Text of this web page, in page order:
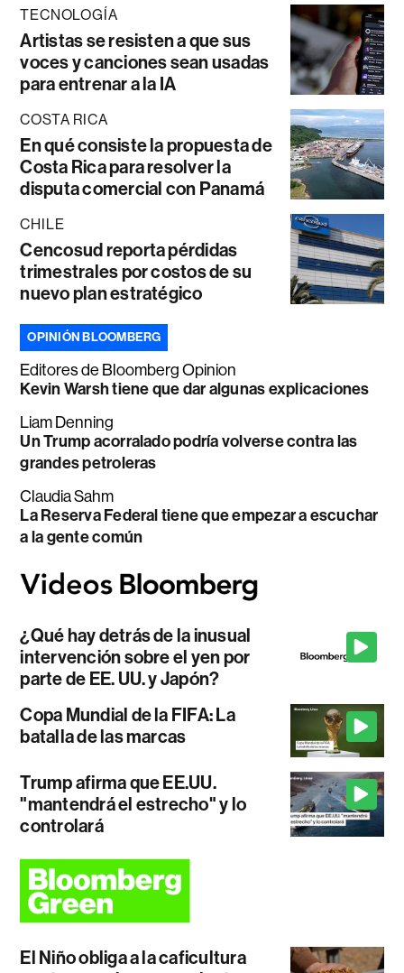
TECNOLOGÍA
Artistas se resisten a que sus
voces y canciones sean usadas
para entrenar a la IA
COSTA RICA
En qué consiste la propuesta de
Costa Rica para resolver la
disputa comercial con Panamá
CHILE
Cencosud reporta pérdidas
trimestrales por costos de su
nuevo plan estratégico
OPINIÓN BLOOMBERG
Editores de Bloomberg Opinion
Kevin Warsh tiene que dar algunas explicaciones
Liam Denning
Un Trump acorralado podría volverse contra las
grandes petroleras
Claudia Sahm
La Reserva Federal tiene que empezar a escuchar
a la gente común
¿Qué hay detrás de la inusual
intervención sobre el yen por
parte de EE. UU. y Japón?
Copa Mundial de la FIFA: La
batalla de las marcas
Trump afirma que EE.UU.
"mantendrá el estrecho" y lo
controlará
El Niño obliga a la caficultura